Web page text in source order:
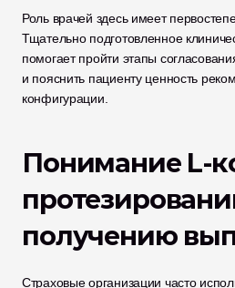
Роль врачей здесь имеет
Тщательно подготовленное
помогает пройти этапы
и пояснить пациенту ценность
конфигурации.
Понимание L-
получению
Страховые организации часто